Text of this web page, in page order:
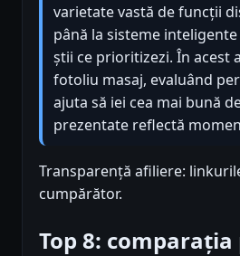
varietate vastă de funcții
până la sisteme
știi ce prioritizezi. În acest
fotoliu masaj, evaluând
ajuta să iei cea mai bună
prezentate reflectă
Transparență afiliere:
cumpărător.
Top 8: